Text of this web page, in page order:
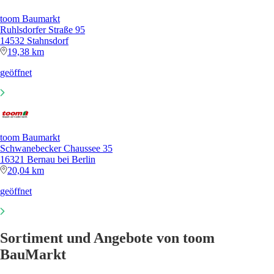
toom Baumarkt
Ruhlsdorfer Straße 95
14532 Stahnsdorf
19,38 km
geöffnet
toom Baumarkt
Schwanebecker Chaussee 35
16321 Bernau bei Berlin
20,04 km
geöffnet
Sortiment und Angebote von toom
BauMarkt